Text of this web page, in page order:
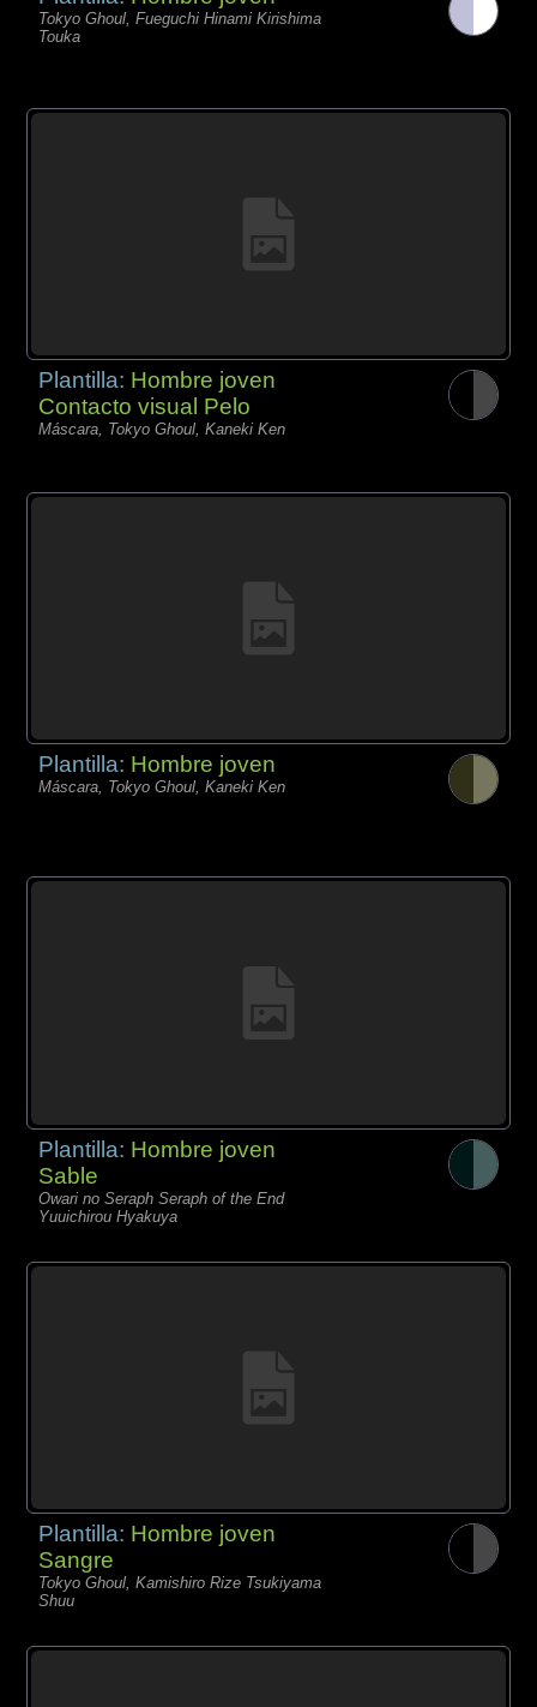
Tokyo Ghoul, Fueguchi Hinami Kirishima
Touka
Plantilla: Hombre joven
Contacto visual Pelo
Máscara, Tokyo Ghoul, Kaneki Ken
Plantilla: Hombre joven
Máscara, Tokyo Ghoul, Kaneki Ken
Plantilla: Hombre joven
Sable
Owari no Seraph Seraph of the End
Yuuichirou Hyakuya
Plantilla: Hombre joven
Sangre
Tokyo Ghoul, Kamishiro Rize Tsukiyama
Shuu